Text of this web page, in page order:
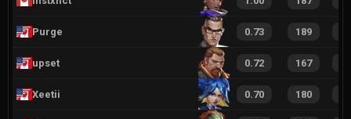
Purge 0.73 189
upset 0.72 167
Xeetii 0.70 180